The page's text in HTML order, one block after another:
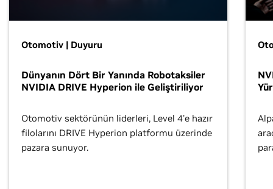
Otomotiv | Duyuru
Dünyanın Dört Bir Yanında Robotaksiler
NVIDIA DRIVE Hyperion ile Geliştiriliyor
Otomotiv sektörünün liderleri, Level 4'e hazır
filolarını DRIVE Hyperion platformu üzerinde
pazara sunuyor.